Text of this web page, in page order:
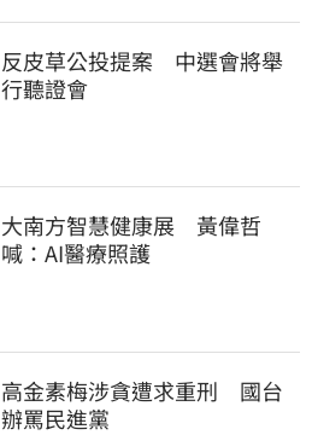
反皮草公投提案　中選會將舉
行聽證會
大南方智慧健康展　黃偉哲
喊：AI醫療照護
高金素梅涉貪遭求重刑　國台
辦罵民進黨